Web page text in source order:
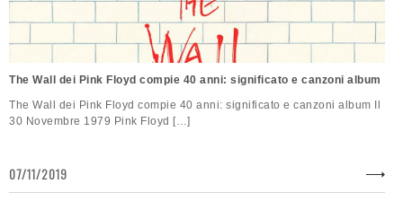
The Wall dei Pink Floyd compie 40 anni: significato e canzoni album
The Wall dei Pink Floyd compie 40 anni: significato e canzoni album Il
30 Novembre 1979 Pink Floyd […]
07/11/2019